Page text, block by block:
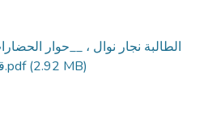
الطالبة نجار نوال ، __حوار
قصة بلوهر ويوذاسف أنموذجا.pdf(2.92 MB)